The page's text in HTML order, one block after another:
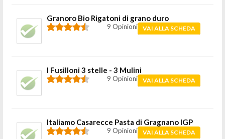
Granoro Bio Rigatoni di grano duro
9 Opinioni VAI ALLA SCHEDA
I Fusilloni 3 stelle - 3 Mulini
9 Opinioni VAI ALLA SCHEDA
Italiamo Casarecce Pasta di Gragnano IGP
9 Opinioni VAI ALLA SCHEDA